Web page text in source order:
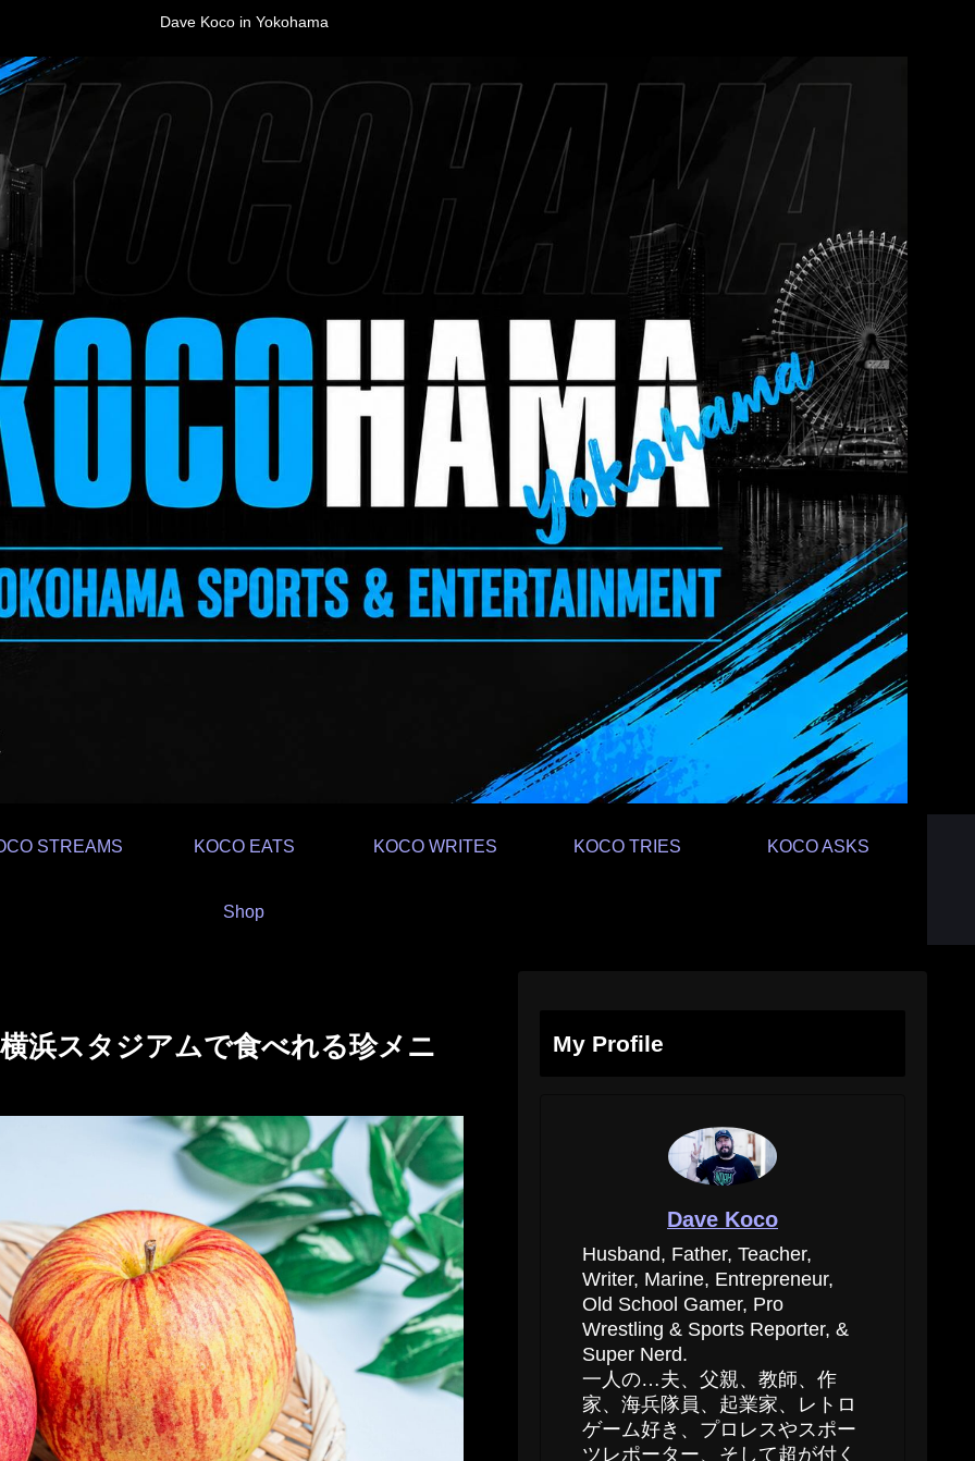
Dave Koco in Yokohama
STREAMS KOCO EATS KOCO WRITES KOCO TRIES KOCO ASKS
Shop
浜スタジアムで食べれる珍メニ My Profile
Dave Koco
Husband, Father, Teacher,
Writer, Marine, Entrepreneur,
Old School Gamer, Pro
Wrestling & Sports Reporter, &
Super Nerd.
一人の…夫、父親、教師、作
家、海兵隊員、起業家、レトロ
ゲーム好き、プロレスやスポー
ツレポーター、そして超が付く